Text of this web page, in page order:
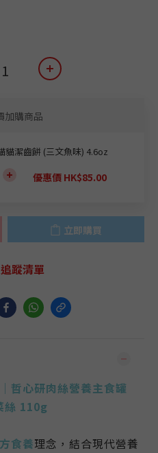
加購商品
貓潔齒餅 (三文魚味) 4.6oz
優惠價 HK$85.00
立即購買
蹤清單
哲心研肉絲營養主食罐
絲 110g
食養理念 ，結合現代營養